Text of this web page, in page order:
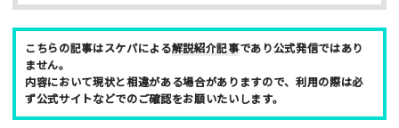
こちらの記事はスケパによる解説紹介記事であり公式発信ではあり
ません。
内容において現状と相違がある場合がありますので、利用の際は必
ず公式サイトなどでのご確認をお願いたいします。